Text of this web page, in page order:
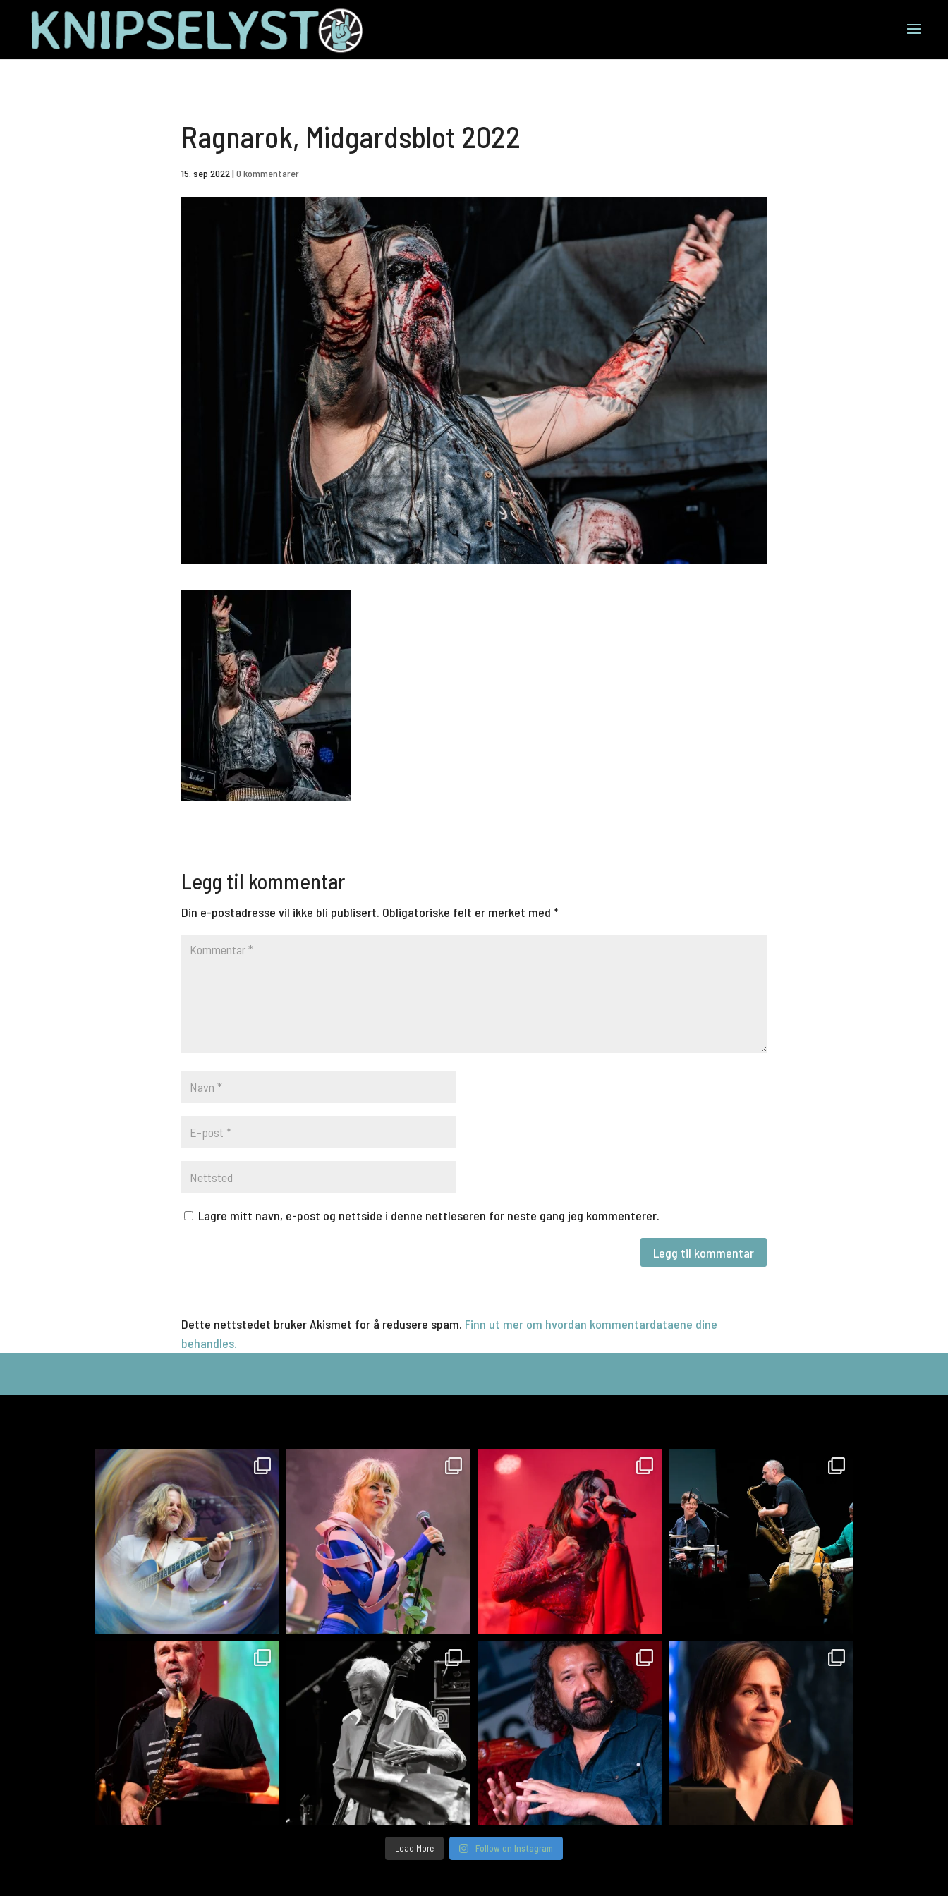
Ragnarok, Midgardsblot 2022
15. sep 2022 | 0 kommentarer
Legg til kommentar
Din e-postadresse vil ikke bli publisert. Obligatoriske felt er merket med *
Lagre mitt navn, e-post og nettside i denne nettleseren for neste gang jeg kommenterer.
Dette nettstedet bruker Akismet for å redusere spam. Finn ut mer om hvordan kommentardataene dine
behandles.
Load More Follow on Instagram